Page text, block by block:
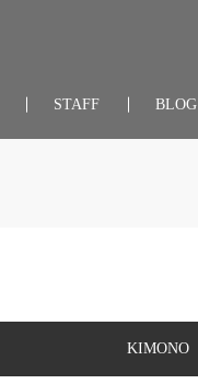
STAFF BLOG
KIMONO